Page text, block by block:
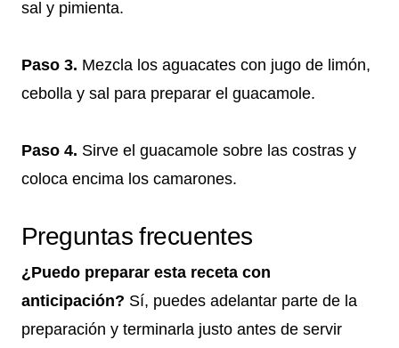
sal y pimienta.
Paso 3. Mezcla los aguacates con jugo de limón,
cebolla y sal para preparar el guacamole.
Paso 4. Sirve el guacamole sobre las costras y
coloca encima los camarones.
Preguntas frecuentes
¿Puedo preparar esta receta con
anticipación? Sí, puedes adelantar parte de la
preparación y terminarla justo antes de servir